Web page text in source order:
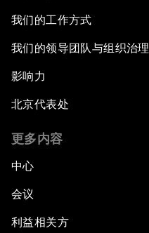
我们的工作方式
我们的领导团队与组织治理
影响力
北京代表处
更多内容
中心
会议
利益相关方